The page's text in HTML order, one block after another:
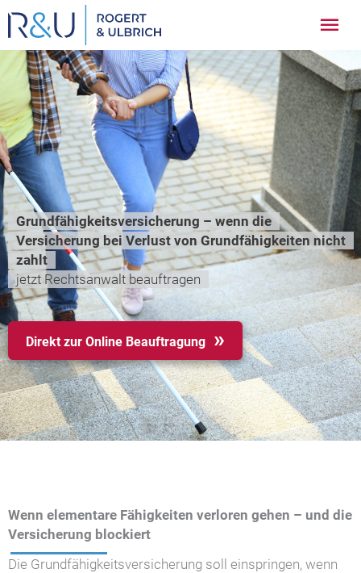
Zum
Inhalt
springen
Grundfähigkeitsversicherung – wenn die
Versicherung bei Verlust von Grundfähigkeiten nicht
zahlt
jetzt Rechtsanwalt beauftragen
Direkt zur Online Beauftragung
Wenn elementare Fähigkeiten verloren gehen – und die
Versicherung blockiert
Die Grundfähigkeitsversicherung soll einspringen, wenn